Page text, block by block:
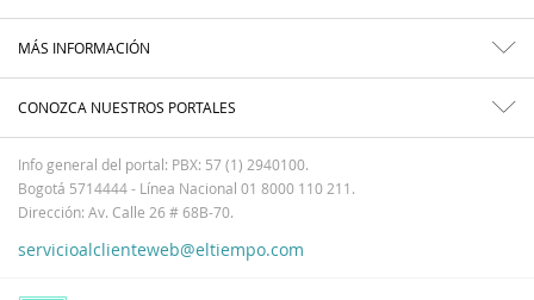
MÁS INFORMACIÓN
CONOZCA NUESTROS PORTALES
Info general del portal: PBX: 57 (1) 2940100.
Bogotá 5714444 - Línea Nacional 01 8000 110 211.
Dirección: Av. Calle 26 # 68B-70.
servicioalclienteweb@eltiempo.com